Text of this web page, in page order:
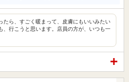
たら、すごく暖まって、皮膚にもいいみたい
、行こうと思います。店員の方が、いつも一